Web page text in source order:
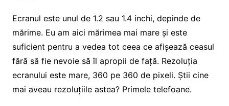
Ecranul este unul de 1.2 sau 1.4 inchi, depinde de
mărime. Eu am aici mărimea mai mare și este
suficient pentru a vedea tot ceea ce afișează ceasul
fără să fie nevoie să îl apropii de față. Rezoluția
ecranului este mare, 360 pe 360 de pixeli. Știi cine
mai aveau rezoluțiile astea? Primele telefoane.